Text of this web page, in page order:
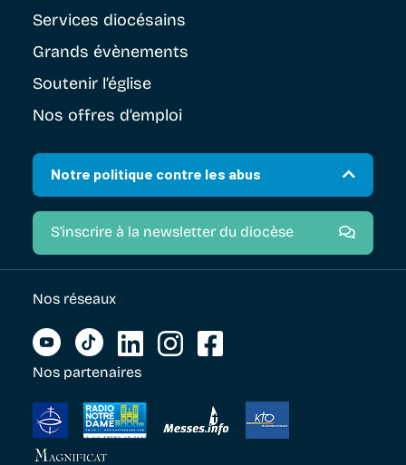
Services diocésains
Grands évènements
Soutenir l’église
Nos offres d’emploi
Notre politique contre les abus
S'inscrire à la newsletter du diocèse
Nos réseaux
Nos partenaires